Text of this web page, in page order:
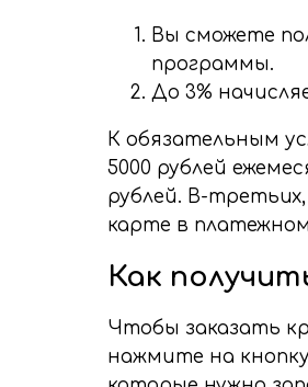
Вы сможете
программы.
До 3%
К обязательным
5000 рублей
рублей. В-
карте в
Как
Чтобы заказать
нажмите на